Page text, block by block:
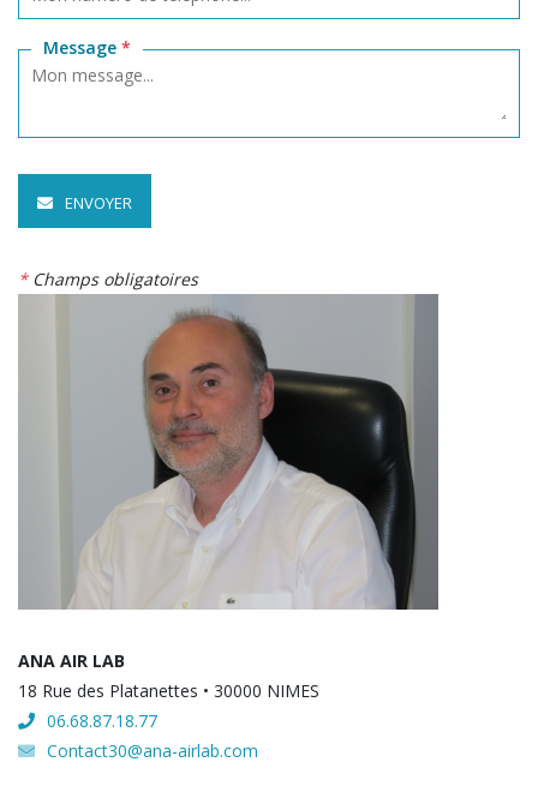
Message *
ENVOYER
*Champs obligatoires
ANA AIR LAB
18 Rue des Platanettes • 30000 NIMES
06.68.87.18.77
Contact30@ana-airlab.com